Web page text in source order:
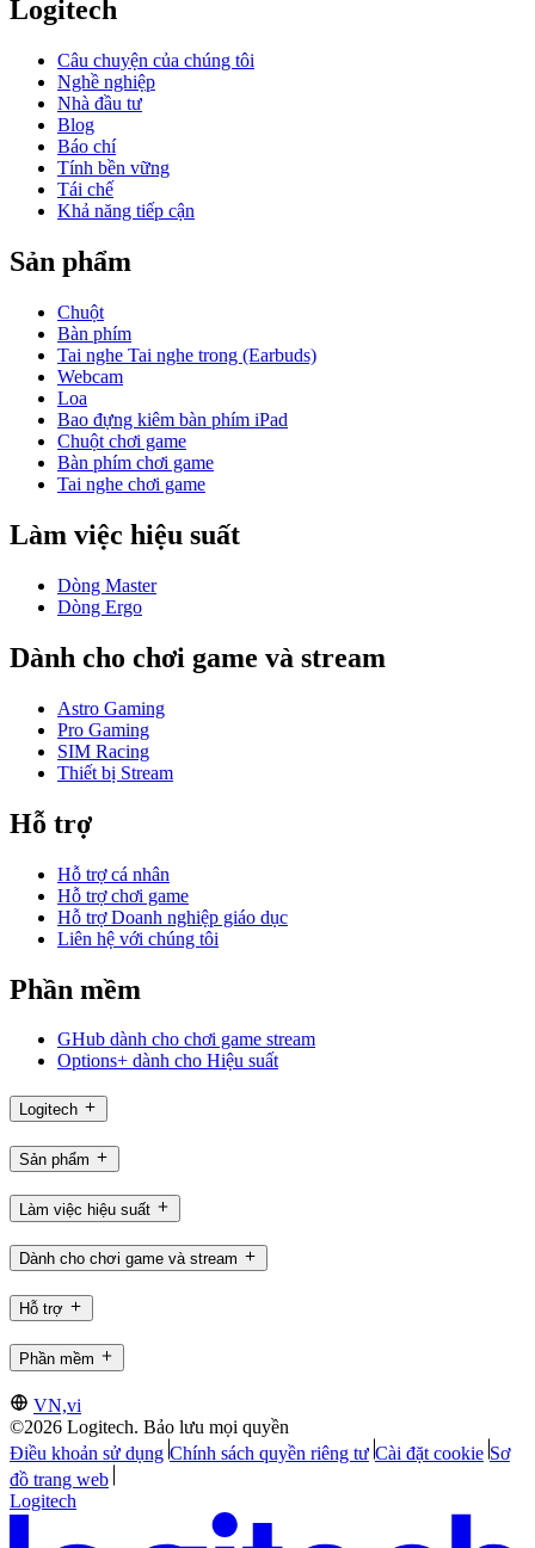
Logitech
Câu chuyện của chúng tôi
Nghề nghiệp
Nhà đầu tư
Blog
Báo chí
Tính bền vững
Tái chế
Khả năng tiếp cận
Sản phẩm
Chuột
Bàn phím
Tai nghe Tai nghe trong (Earbuds)
Webcam
Loa
Bao đựng kiêm bàn phím iPad
Chuột chơi game
Bàn phím chơi game
Tai nghe chơi game
Làm việc hiệu suất
Dòng Master
Dòng Ergo
Dành cho chơi game và stream
Astro Gaming
Pro Gaming
SIM Racing
Thiết bị Stream
Hỗ trợ
Hỗ trợ cá nhân
Hỗ trợ chơi game
Hỗ trợ Doanh nghiệp giáo dục
Liên hệ với chúng tôi
Phần mềm
GHub dành cho chơi game stream
Options+ dành cho Hiệu suất
Logitech
Sản phẩm
Làm việc hiệu suất
Dành cho chơi game và stream
Hỗ trợ
Phần mềm
VN,vi
©2026 Logitech. Bảo lưu mọi quyền
Điều khoản sử dụng Chính sách quyền riêng tư Cài đặt cookie Sơ
đồ trang web
Logitech